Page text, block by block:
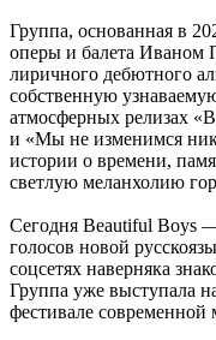
Группа, основанная в
оперы и балета Иваном
лиричного дебютного
собственную
атмосферных релизах
и «Мы не изменимся
истории о времени,
светлую меланхолию
Сегодня Beautiful Boys
голосов новой
соцсетях наверняка
Группа уже выступала
фестивале